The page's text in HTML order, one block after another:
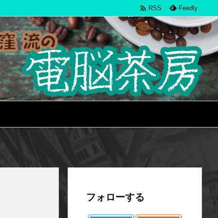
 RSS Feedly
フォローする